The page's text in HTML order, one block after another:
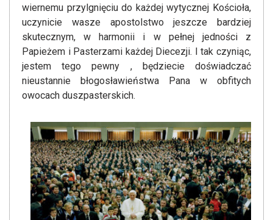
wiernemu przylgnięciu do każdej wytycznej Kościoła,
uczynicie wasze apostolstwo jeszcze bardziej
skutecznym, w harmonii i w pełnej jedności z
Papieżem i Pasterzami każdej Diecezji. I tak czyniąc,
jestem tego pewny , będziecie doświadczać
nieustannie błogosławieństwa Pana w obfitych
owocach duszpasterskich.